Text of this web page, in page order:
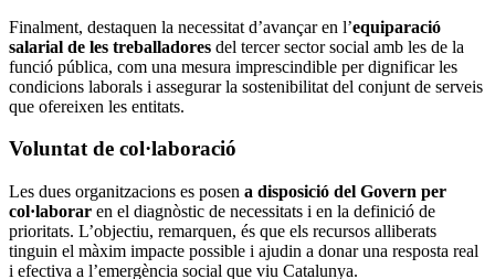
Finalment, destaquen la necessitat d’avançar en l’equiparació
salarial de les treballadores del tercer sector social amb les de la
funció pública, com una mesura imprescindible per dignificar les
condicions laborals i assegurar la sostenibilitat del conjunt de serveis
que ofereixen les entitats.
Voluntat de col·laboració
Les dues organitzacions es posen a disposició del Govern per
col·laborar en el diagnòstic de necessitats i en la definició de
prioritats. L’objectiu, remarquen, és que els recursos alliberats
tinguin el màxim impacte possible i ajudin a donar una resposta real
i efectiva a l’emergència social que viu Catalunya.